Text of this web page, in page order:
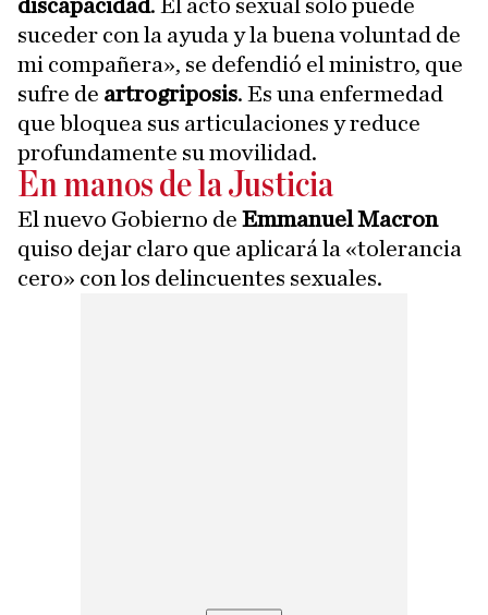
discapacidad. El acto sexual solo puede
suceder con la ayuda y la buena voluntad de
mi compañera», se defendió el ministro, que
sufre de artrogriposis. Es una enfermedad
que bloquea sus articulaciones y reduce
profundamente su movilidad.
En manos de la Justicia
El nuevo Gobierno de Emmanuel Macron
quiso dejar claro que aplicará la «tolerancia
cero» con los delincuentes sexuales.